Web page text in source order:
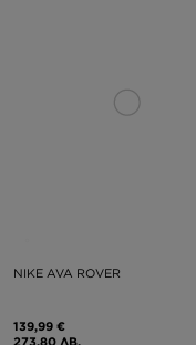
NIKE AVA ROVER
139,99 €
273,80 ЛВ.